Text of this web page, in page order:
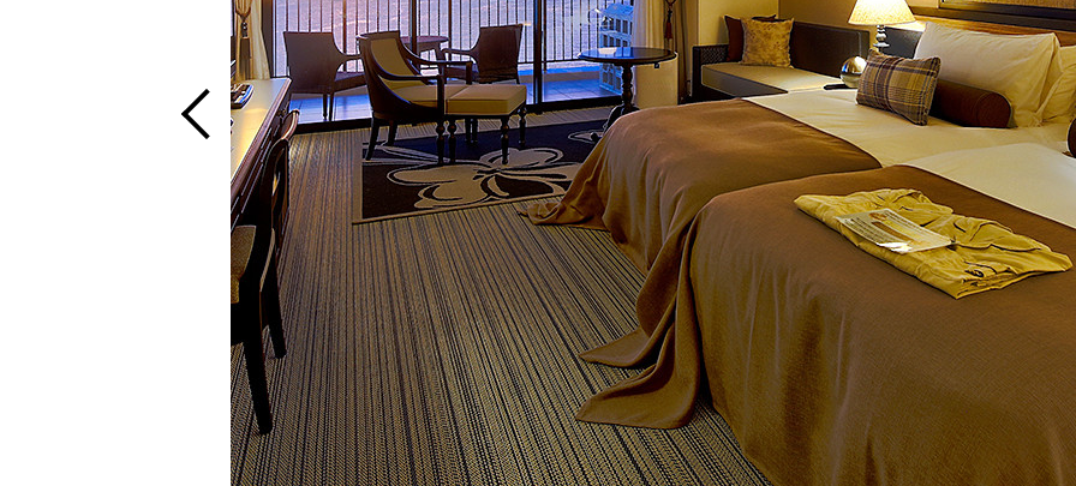
オンラインショップ
トリ
ップ
アド
バイ
ザー
ーブ
イン
スタ
ム
ファ
イス
ブッ
Reservation
レストラン予約
ビュッフェレストラン「シ
ーフォレスト」
ネットで予約する
TEL098-993-7113
（受付時間9:00～19:00）
フランス料理「エスカー
レ」
ネットで予約する
TEL098-993-7113
（受付時間9:00～19:00）
鉄板焼
TEL
（受付時間
宿泊検索 航空券＋宿
チェックイン日がお決まりの方
チェックイン チェックアウト
2人 子供 0
チェックイン日がお決まりでない方
宿泊予約確認・キャンセル